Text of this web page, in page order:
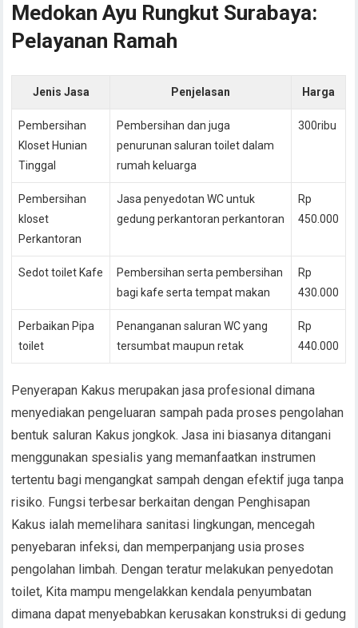
Medokan Ayu Rungkut Surabaya:
Pelayanan Ramah
Jenis Jasa Penjelasan Harga
Pembersihan
Kloset Hunian
Tinggal
Pembersihan dan juga
penurunan saluran toilet dalam
rumah keluarga
300ribu
Pembersihan
kloset
Perkantoran
Jasa penyedotan WC untuk
gedung perkantoran perkantoran
Rp
450.000
Sedot toilet Kafe
Pembersihan serta pembersihan
bagi kafe serta tempat makan
Rp
430.000
Perbaikan Pipa
toilet
Penanganan saluran WC yang
tersumbat maupun retak
Rp
440.000
Penyerapan Kakus merupakan jasa profesional dimana
menyediakan pengeluaran sampah pada proses pengolahan
bentuk saluran Kakus jongkok. Jasa ini biasanya ditangani
menggunakan spesialis yang memanfaatkan instrumen
tertentu bagi mengangkat sampah dengan efektif juga tanpa
risiko. Fungsi terbesar berkaitan dengan Penghisapan
Kakus ialah memelihara sanitasi lingkungan, mencegah
penyebaran infeksi, dan memperpanjang usia proses
pengolahan limbah. Dengan teratur melakukan penyedotan
toilet, Kita mampu mengelakkan kendala penyumbatan
dimana dapat menyebabkan kerusakan konstruksi di gedung